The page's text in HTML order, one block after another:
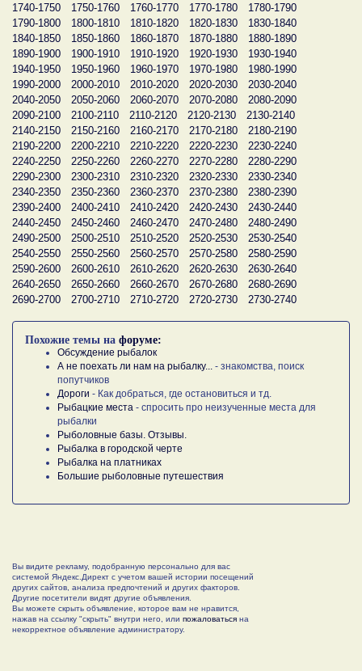
1740-1750
1750-1760 1760-1770 1770-1780
1780-1790
1790-1800
1800-1810 1810-1820 1820-1830
1830-1840
1840-1850
1850-1860 1860-1870 1870-1880
1880-1890
1890-1900
1900-1910 1910-1920 1920-1930
1930-1940
1940-1950
1950-1960 1960-1970 1970-1980
1980-1990
1990-2000
2000-2010 2010-2020 2020-2030
2030-2040
2040-2050
2050-2060 2060-2070 2070-2080
2080-2090
2090-2100
2100-2110 2110-2120 2120-2130
2130-2140
2140-2150
2150-2160 2160-2170 2170-2180
2180-2190
2190-2200
2200-2210 2210-2220 2220-2230
2230-2240
2240-2250
2250-2260 2260-2270 2270-2280
2280-2290
2290-2300
2300-2310 2310-2320 2320-2330
2330-2340
2340-2350
2350-2360 2360-2370 2370-2380
2380-2390
2390-2400
2400-2410 2410-2420 2420-2430
2430-2440
2440-2450
2450-2460 2460-2470 2470-2480
2480-2490
2490-2500
2500-2510 2510-2520 2520-2530
2530-2540
2540-2550
2550-2560 2560-2570 2570-2580
2580-2590
2590-2600
2600-2610 2610-2620 2620-2630
2630-2640
2640-2650
2650-2660 2660-2670 2670-2680
2680-2690
2690-2700
2700-2710 2710-2720 2720-2730 2730-2740
Похожие темы на форуме:
Обсуждение рыбалок
А не поехать ли нам на рыбалку...
- знакомства, поиск
попутчиков
Дороги - Как добраться, где остановиться и тд.
Рыбацкие места - спросить про неизученные места для
рыбалки
Рыболовные базы. Отзывы.
Рыбалка в городской черте
Рыбалка на платниках
Большие рыболовные путешествия
Вы видите рекламу, подобранную персонально для вас
системой Яндекс.Директ с учетом вашей истории посещений
других сайтов, анализа предпочтений и других факторов.
Другие посетители видят другие объявления.
Вы можете скрыть объявление, которое вам не нравится,
нажав на ссылку "скрыть" внутри него, или пожаловаться на
некорректное объявление администратору.